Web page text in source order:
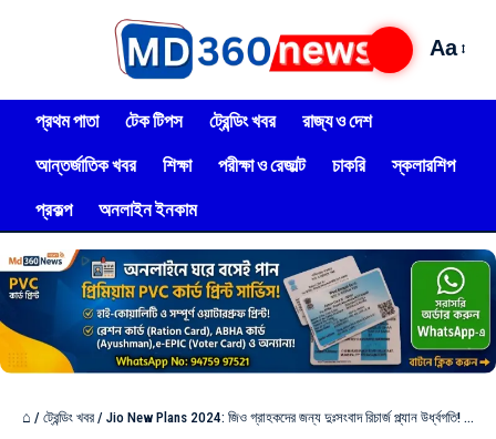
Aa
প্রথম পাতা টেক টিপস ট্রেন্ডিং খবর
রাজ্য ও দেশ
আন্তর্জাতিক খবর
শিক্ষা পরীক্ষা ও রেজাল্ট চাকরি
স্কলারশিপ
প্রকল্প
অনলাইন ইনকাম
⌂ / ট্রেন্ডিং খবর / Jio New Plans 2024: জিও‌ গ্রাহকদের জন্য দুঃসংবাদ রিচার্জ প্ল্যান উর্ধ্বগতি! দিতে হবে মোটা টাকা,দেখুন নতুন প্ল্যান?